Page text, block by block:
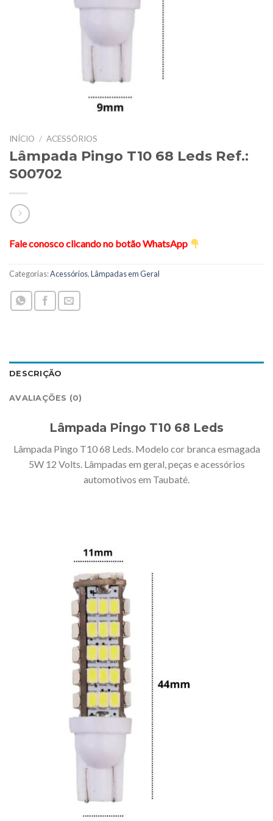
INÍCIO / ACESSÓRIOS
Lâmpada Pingo T10 68 Leds Ref.:
S00702
Fale conosco clicando no botão WhatsApp
Categorias:Acessórios,Lâmpadas em Geral
DESCRIÇÃO
AVALIAÇÕES (0)
Lâmpada Pingo T10 68 Leds
Lâmpada Pingo T10 68 Leds. Modelo cor branca esmagada
5W 12 Volts. Lâmpadas em geral, peças e acessórios
automotivos em Taubaté.